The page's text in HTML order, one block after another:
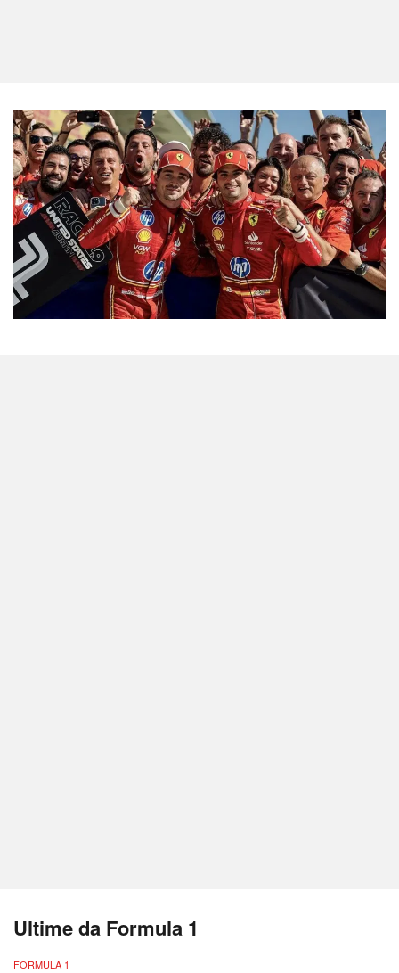
Ultime da Formula 1
FORMULA 1